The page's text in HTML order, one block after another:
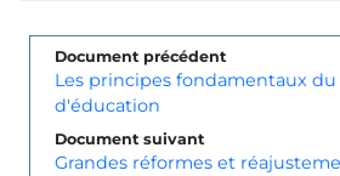
Document précédent
Les principes fondamentaux
d'éducation
Document suivant
Grandes réformes et